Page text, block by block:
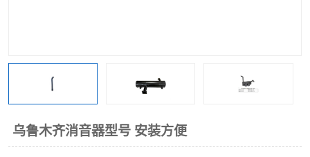
乌鲁木齐消音器型号 安装方便